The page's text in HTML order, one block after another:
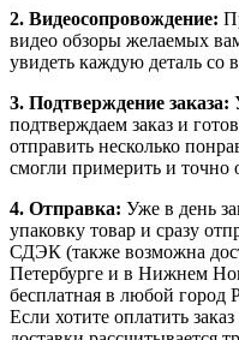
2. Видеосопровождение:
видео обзоры желаемых
увидеть каждую деталь со
3. Подтверждение заказа:
подтверждаем заказ и
отправить несколько
смогли примерить и точно
4. Отправка: Уже в день
упаковку товар и сразу
СДЭК (также возможна
Петербурге и в Нижнем
бесплатная в любой город
Если хотите оплатить